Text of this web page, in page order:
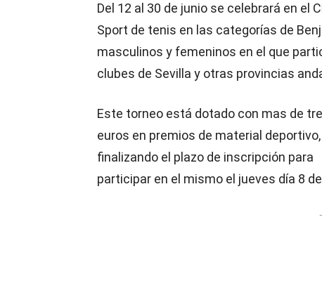
Del 12 al 30 de junio se celebrará en el
Sport de tenis en las categorías de
masculinos y femeninos en el que
clubes de Sevilla y otras provincias
Este torneo está dotado con mas de
euros en premios de material deportivo,
finalizando el plazo de inscripción para
participar en el mismo el jueves día 8